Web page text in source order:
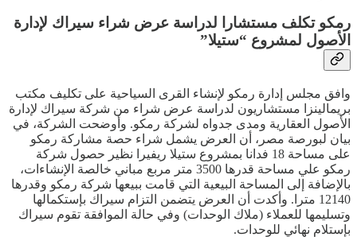
رمكو تكلف مستشارا لدراسة عرض شراء سيراك لإدارة
الأصول لمشروع “ستيلا”
وافق مجلس إدارة رمكو لإنشاء القرى السياحية على تكليف مكتب
بريمالينزا مستشاريون لدراسة عرض شراء من شركة سيراك لإدارة
الأصول العقارية ومدى جدواه لشركة رمكو. وأوضحت الشركة، في
بيان لبورصة مصر، أن العرض يشمل شراء حصة مشاركة رمكو
على مساحة 18 فدانا بمشروع ستيلا ريفيرا نظير حصول شركة
رمكو علي مساحة قدرها 3500 متر مربع مباني خالصة الإنشاءات،
بالإضافة إلى المساحة البيعية التي قامت ببيعها شركة رمكو وقدرها
12140 مترا. وأكدت أن العرض يتضمن التزام سيراك بإستكمالها
وتسليمها للعملاء (ملاك الوحدات) وفي حالة الموافقة تقوم سيراك
بإستلام نهائي للوحدات.